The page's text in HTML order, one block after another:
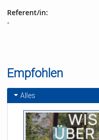
Referent/in:
-
Empfohlen
Alles